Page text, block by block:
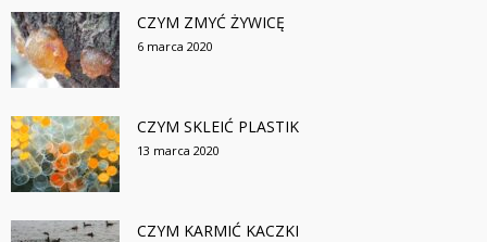
CZYM ZMYĆ ŻYWICĘ
6 marca 2020
CZYM SKLEIĆ PLASTIK
13 marca 2020
CZYM KARMIĆ KACZKI